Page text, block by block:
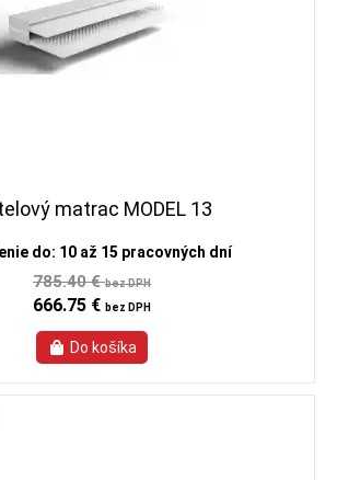
matrac MODEL 13
do: 10 až 15 pracovných dní
785.40 €bez DPH
666.75 € bez DPH